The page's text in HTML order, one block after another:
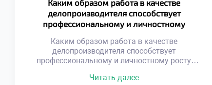
обществе. Сегодня спрос на
квалифицированных специалистов только
возрастает. Родители ищут лучших
воспитателей для […]
Каким образом работа в качестве
делопроизводителя способствует
профессиональному и личностному
Каким образом работа в качестве
делопроизводителя способствует
профессиональному и личностному росту,
выбора карьеры. Эта профессия
Читать далее